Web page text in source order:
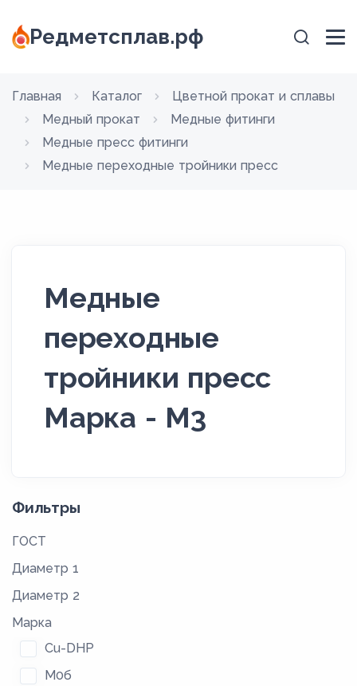
Редметсплав.рф
Главная Каталог
Цветной прокат и сплавы
Медный прокат
Медные фитинги
Медные пресс фитинги
Медные переходные тройники пресс
Медные
переходные
тройники пресс
Марка - М3
Фильтры
ГОСТ
Диаметр 1
Диаметр 2
Марка
Cu-DHP
М0б